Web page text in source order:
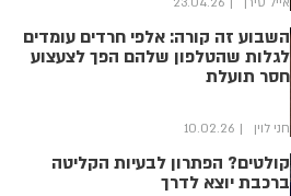
השבוע זה קורה: אלפי חרדים עומדים
לגלות שהטלפון שלהם הפך לצעצוע
חסר תועלת
חני לוין 10.02.26
קולטים? הפתרון לבעיות הקליטה
ברכבת יוצא לדרך